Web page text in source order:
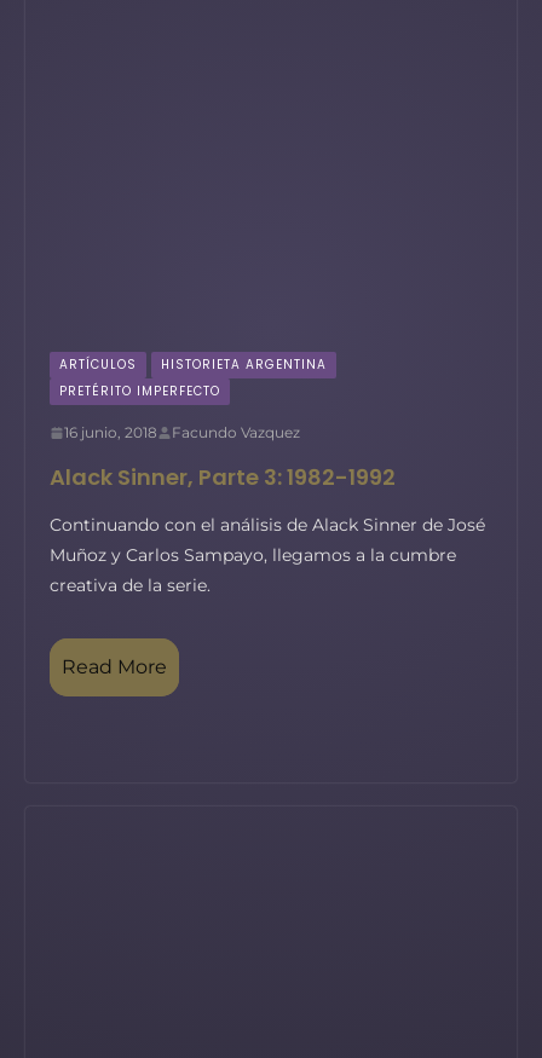
ARTÍCULOS
HISTORIETA ARGENTINA
PRETÉRITO IMPERFECTO
16 junio, 2018 Facundo Vazquez
Alack Sinner, Parte 3: 1982-1992
Continuando con el análisis de Alack Sinner de José
Muñoz y Carlos Sampayo, llegamos a la cumbre
creativa de la serie.
Read More